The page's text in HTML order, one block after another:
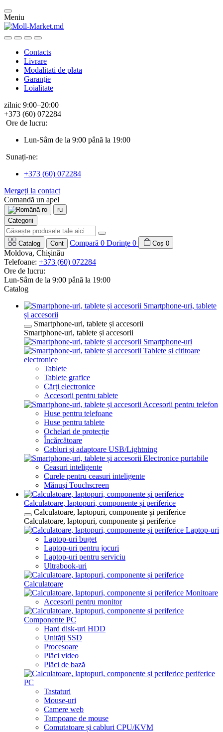
Meniu
Contacts
Livrare
Modalitati de plata
Garanţie
Loialitate
zilnic 9:00–20:00
+373 (60) 072284
Ore de lucru:
Lun-Sâm de la 9:00 până la 19:00
Sunați-ne:
+373 (60) 072284
Mergeți la contact
Comandă un apel
ro
ru
Categorii
Catalog Cont Compară 0 Dorințe 0 Coș 0
Moldova, Chișinău
Telefoane: +373 (60) 072284
Ore de lucru:
Lun-Sâm de la 9:00 până la 19:00
Catalog
Smartphone-uri, tablete
și accesorii
Smartphone-uri, tablete și accesorii
Smartphone-uri, tablete și accesorii
Smartphone-uri
Tablete și cititoare
electronice
Tablete
Tablete grafice
Cărți electronice
Accesorii pentru tablete
Accesorii pentru telefon
Huse pentru telefoane
Huse pentru tablete
Ochelari de protecție
Încărcătoare
Cabluri și adaptoare USB/Lightning
Electronice purtabile
Ceasuri inteligente
Curele pentru ceasuri inteligente
Mănuși Touchscreen
Calculatoare, laptopuri, componente și periferice
Calculatoare, laptopuri, componente și periferice
Calculatoare, laptopuri, componente și periferice
Laptop-uri
Laptop-uri buget
Laptop-uri pentru jocuri
Laptop-uri pentru serviciu
Ultrabook-uri
Calculatoare
Monitoare
Accesorii pentru monitor
Componente PC
Hard disk-uri HDD
Unități SSD
Procesoare
Plăci video
Plăci de bază
periferice
PC
Tastaturi
Mouse-uri
Camere web
Tampoane de mouse
Comutatoare și cabluri CPU/KVM